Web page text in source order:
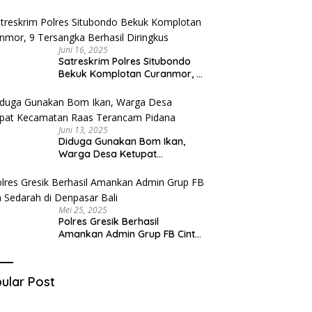
Juni 16, 2025
Satreskrim Polres Situbondo
Bekuk Komplotan Curanmor, 9
Juni 13, 2025
Diduga Gunakan Bom Ikan,
Warga Desa Ketupat
Pidana
Mei 25, 2025
Polres Gresik Berhasil
Amankan Admin Grup FB Cinta
Post